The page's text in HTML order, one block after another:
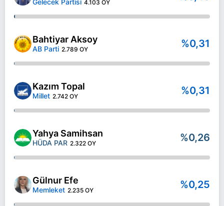
Gelecek Partisi 4.103 OY
Bahtiyar Aksoy
AB Parti 2.789 OY %0,31
Kazım Topal
Millet 2.742 OY %0,31
Yahya Samihsan
HÜDA PAR 2.322 OY %0,26
Gülnur Efe
Memleket 2.235 OY %0,25